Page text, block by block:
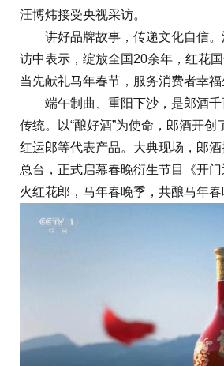
汪博炜接受央视采访。
讲好品牌故事，传递文化自信。
访中表示，绽放全国20余年，红花
当先献礼马年春节，服务消费者幸福
端午制曲、重阳下沙，是郎酒千
传统。以“酿好酒”为使命，郎酒开创
红运郎等代表产品。大典现场，郎
总台，正式启幕春晚衍生节目《开
火红花郎，马年春晚季，共酿马年春